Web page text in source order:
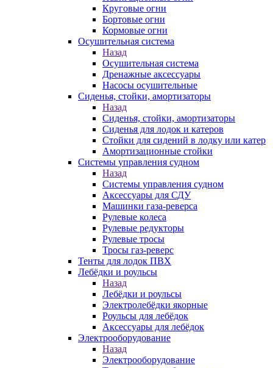
Круговые огни
Бортовые огни
Кормовые огни
Осушительная система
Назад
Осушительная система
Дренажные аксессуары
Насосы осушительные
Сиденья, стойки, амортизаторы
Назад
Сиденья, стойки, амортизаторы
Сиденья для лодок и катеров
Стойки для сидений в лодку или катер
Амортизационные стойки
Системы управления судном
Назад
Системы управления судном
Аксессуары для СДУ
Машинки газа-реверса
Рулевые колеса
Рулевые редукторы
Рулевые тросы
Тросы газ-реверс
Тенты для лодок ПВХ
Лебёдки и роульсы
Назад
Лебёдки и роульсы
Электролебёдки якорные
Роульсы для лебёдок
Аксессуары для лебёдок
Электрооборудование
Назад
Электрооборудование